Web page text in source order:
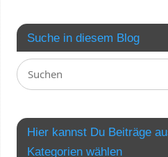
Suche in diesem Blog
Hier kannst Du Beiträge
Kategorien wählen